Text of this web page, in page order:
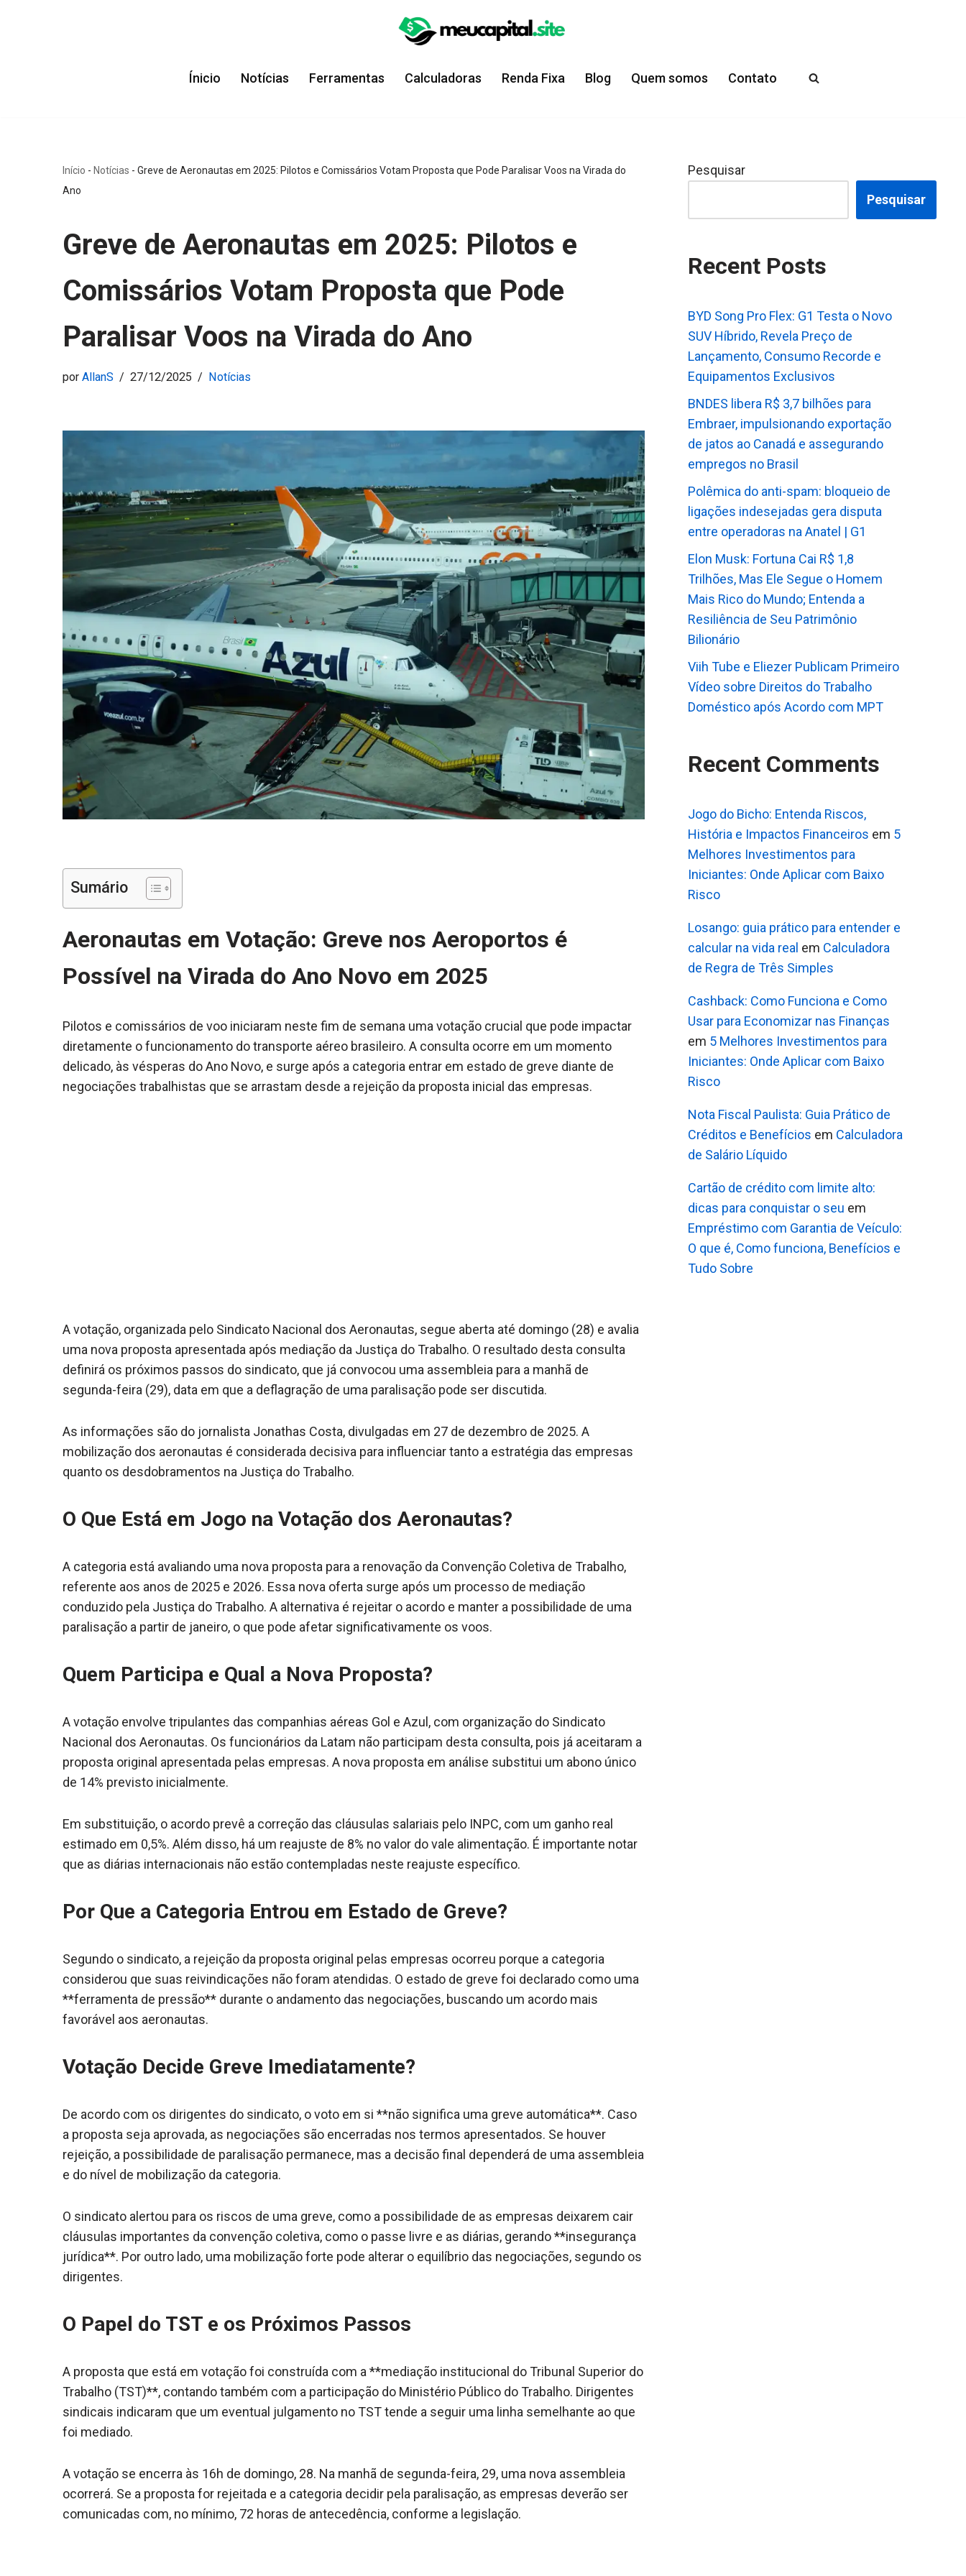
Ínicio Notícias Ferramentas Calculadoras Renda Fixa Blog Quem somos Contato
Início - Notícias - Greve de Aeronautas em 2025: Pilotos e Comissários Votam Proposta que Pode Paralisar Voos na Virada do
Ano
Greve de Aeronautas em 2025: Pilotos e
Comissários Votam Proposta que Pode
Paralisar Voos na Virada do Ano
por AllanS 27/12/2025 Notícias
Sumário
Aeronautas em Votação: Greve nos Aeroportos é
Possível na Virada do Ano Novo em 2025
Pilotos e comissários de voo iniciaram neste fim de semana uma votação crucial que pode impactar
diretamente o funcionamento do transporte aéreo brasileiro. A consulta ocorre em um momento
delicado, às vésperas do Ano Novo, e surge após a categoria entrar em estado de greve diante de
negociações trabalhistas que se arrastam desde a rejeição da proposta inicial das empresas.
A votação, organizada pelo Sindicato Nacional dos Aeronautas, segue aberta até domingo (28) e avalia
uma nova proposta apresentada após mediação da Justiça do Trabalho. O resultado desta consulta
definirá os próximos passos do sindicato, que já convocou uma assembleia para a manhã de
segunda-feira (29), data em que a deflagração de uma paralisação pode ser discutida.
As informações são do jornalista Jonathas Costa, divulgadas em 27 de dezembro de 2025. A
mobilização dos aeronautas é considerada decisiva para influenciar tanto a estratégia das empresas
quanto os desdobramentos na Justiça do Trabalho.
O Que Está em Jogo na Votação dos Aeronautas?
A categoria está avaliando uma nova proposta para a renovação da Convenção Coletiva de Trabalho,
referente aos anos de 2025 e 2026. Essa nova oferta surge após um processo de mediação
conduzido pela Justiça do Trabalho. A alternativa é rejeitar o acordo e manter a possibilidade de uma
paralisação a partir de janeiro, o que pode afetar significativamente os voos.
Quem Participa e Qual a Nova Proposta?
A votação envolve tripulantes das companhias aéreas Gol e Azul, com organização do Sindicato
Nacional dos Aeronautas. Os funcionários da Latam não participam desta consulta, pois já aceitaram a
proposta original apresentada pelas empresas. A nova proposta em análise substitui um abono único
de 14% previsto inicialmente.
Em substituição, o acordo prevê a correção das cláusulas salariais pelo INPC, com um ganho real
estimado em 0,5%. Além disso, há um reajuste de 8% no valor do vale alimentação. É importante notar
que as diárias internacionais não estão contempladas neste reajuste específico.
Por Que a Categoria Entrou em Estado de Greve?
Segundo o sindicato, a rejeição da proposta original pelas empresas ocorreu porque a categoria
considerou que suas reivindicações não foram atendidas. O estado de greve foi declarado como uma
**ferramenta de pressão** durante o andamento das negociações, buscando um acordo mais
favorável aos aeronautas.
Votação Decide Greve Imediatamente?
De acordo com os dirigentes do sindicato, o voto em si **não significa uma greve automática**. Caso
a proposta seja aprovada, as negociações são encerradas nos termos apresentados. Se houver
rejeição, a possibilidade de paralisação permanece, mas a decisão final dependerá de uma assembleia
e do nível de mobilização da categoria.
O sindicato alertou para os riscos de uma greve, como a possibilidade de as empresas deixarem cair
cláusulas importantes da convenção coletiva, como o passe livre e as diárias, gerando **insegurança
jurídica**. Por outro lado, uma mobilização forte pode alterar o equilíbrio das negociações, segundo os
dirigentes.
O Papel do TST e os Próximos Passos
A proposta que está em votação foi construída com a **mediação institucional do Tribunal Superior do
Trabalho (TST)**, contando também com a participação do Ministério Público do Trabalho. Dirigentes
sindicais indicaram que um eventual julgamento no TST tende a seguir uma linha semelhante ao que
foi mediado.
A votação se encerra às 16h de domingo, 28. Na manhã de segunda-feira, 29, uma nova assembleia
ocorrerá. Se a proposta for rejeitada e a categoria decidir pela paralisação, as empresas deverão ser
comunicadas com, no mínimo, 72 horas de antecedência, conforme a legislação.
Pesquisar
Pesquisar
Recent Posts
BYD Song Pro Flex: G1 Testa o Novo
SUV Híbrido, Revela Preço de
Lançamento, Consumo Recorde e
Equipamentos Exclusivos
BNDES libera R$ 3,7 bilhões para
Embraer, impulsionando exportação
de jatos ao Canadá e assegurando
empregos no Brasil
Polêmica do anti-spam: bloqueio de
ligações indesejadas gera disputa
entre operadoras na Anatel | G1
Elon Musk: Fortuna Cai R$ 1,8
Trilhões, Mas Ele Segue o Homem
Mais Rico do Mundo; Entenda a
Resiliência de Seu Patrimônio
Bilionário
Viih Tube e Eliezer Publicam Primeiro
Vídeo sobre Direitos do Trabalho
Doméstico após Acordo com MPT
Recent Comments
Jogo do Bicho: Entenda Riscos,
História e Impactos Financeiros em 5
Melhores Investimentos para
Iniciantes: Onde Aplicar com Baixo
Risco
Losango: guia prático para entender e
calcular na vida real em Calculadora
de Regra de Três Simples
Cashback: Como Funciona e Como
Usar para Economizar nas Finanças
em 5 Melhores Investimentos para
Iniciantes: Onde Aplicar com Baixo
Risco
Nota Fiscal Paulista: Guia Prático de
Créditos e Benefícios em Calculadora
de Salário Líquido
Cartão de crédito com limite alto:
dicas para conquistar o seu em
Empréstimo com Garantia de Veículo:
O que é, Como funciona, Benefícios e
Tudo Sobre